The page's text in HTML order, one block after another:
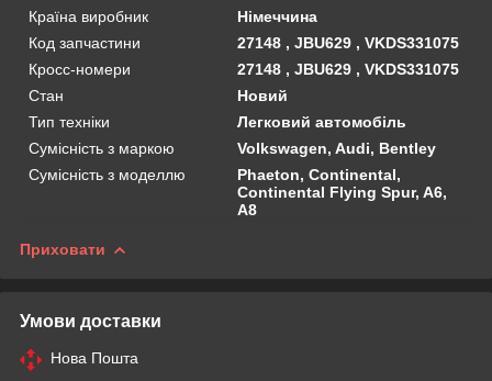
Країна виробник
Німеччина
Код запчастини
27148 , JBU629 , VKDS331075
Кросс-номери
27148 , JBU629 , VKDS331075
Стан
Новий
Тип техніки
Легковий автомобіль
Сумісність з маркою
Volkswagen, Audi, Bentley
Сумісність з моделлю
Phaeton, Continental,
Continental Flying Spur, A6,
A8
Приховати
Умови доставки
Нова Пошта